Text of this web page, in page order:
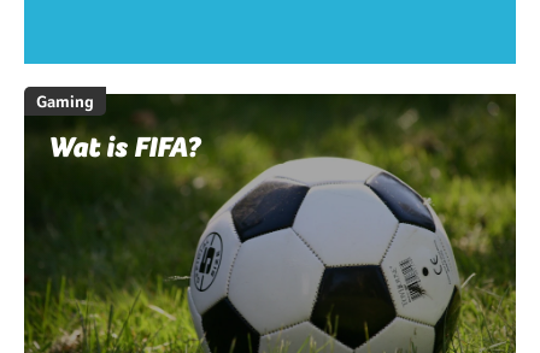
Gaming
Wat is FIFA?